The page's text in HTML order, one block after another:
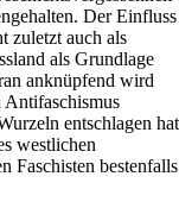
Der Einfluss
zuletzt auch als
als Grundlage
anknüpfend wird
Antifaschismus
entschlagen hat
westlichen
Faschisten bestenfalls